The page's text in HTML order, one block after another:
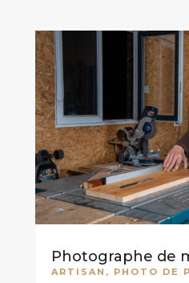
Photographe de
ARTISAN , PHOTO DE